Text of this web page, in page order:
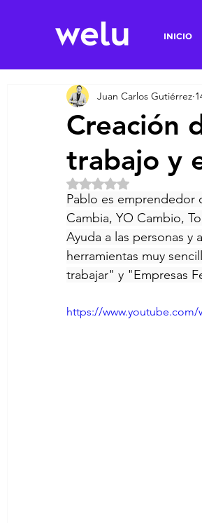
INICIO
Creación
trabajo y
Juan Carlos Gutiérrez
Obtuvo NaN de 5
Pablo es emprendedor
Cambia, YO Cambio,
Ayuda a las personas y
herramientas muy
trabajar" y "Empresas
https://www.youtube.com/